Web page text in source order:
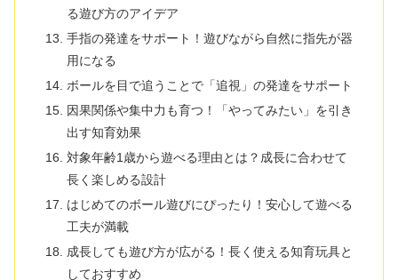
る遊び方のアイデア
手指の発達をサポート！遊びながら自然に指先が器
用になる
ボールを目で追うことで「追視」の発達をサポート
因果関係や集中力も育つ！「やってみたい」を引き
出す知育効果
対象年齢1歳から遊べる理由とは？成長に合わせて
長く楽しめる設計
はじめてのボール遊びにぴったり！安心して遊べる
工夫が満載
成長しても遊び方が広がる！長く使える知育玩具と
しておすすめ